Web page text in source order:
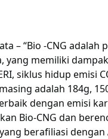
– “Bio -CNG
yang memiliki
siklus hidup emisi
adalah 184g,
dengan emisi
Bio-CNG dan
berafiliasi dengan